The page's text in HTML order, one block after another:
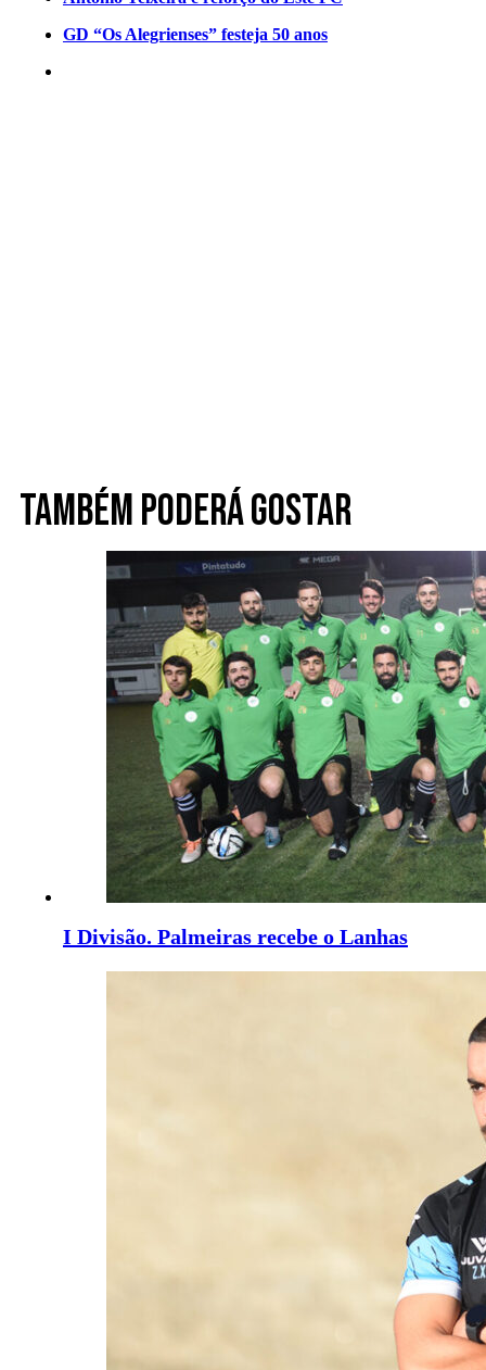
GD “Os Alegrienses” festeja 50 anos
Também poderá gostar
I Divisão. Palmeiras recebe o Lanhas